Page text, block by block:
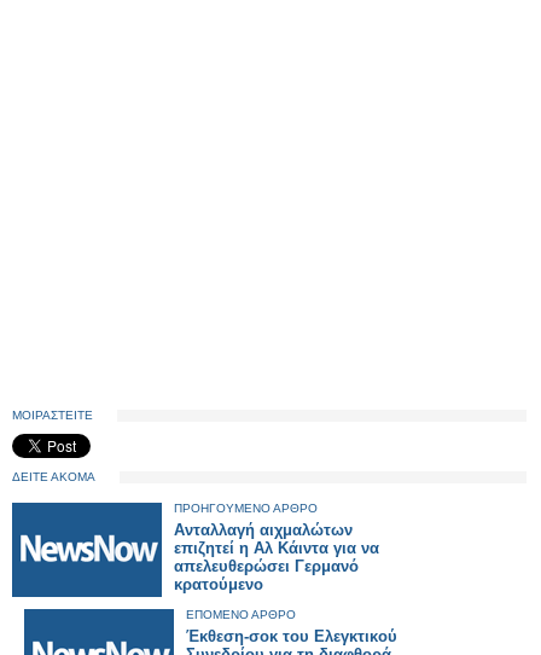
ΜΟΙΡΑΣΤΕΙΤΕ
ΔΕΙΤΕ ΑΚΟΜΑ
ΠΡΟΗΓΟΥΜΕΝΟ ΑΡΘΡΟ
Ανταλλαγή αιχμαλώτων
επιζητεί η Αλ Κάιντα για να
απελευθερώσει Γερμανό
κρατούμενο
ΕΠΟΜΕΝΟ ΑΡΘΡΟ
Έκθεση-σοκ του Ελεγκτικού